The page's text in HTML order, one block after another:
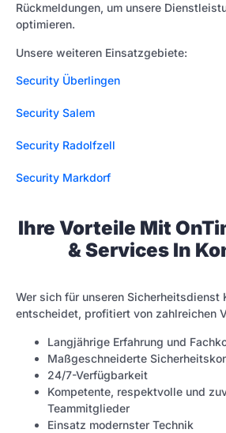
Rückmeldungen, um unsere
optimieren.
Unsere weiteren Einsatzgebiete:
Security Überlingen
Security Salem
Security Radolfzell
Security Markdorf
Ihre Vorteile Mit
& Services In
Wer sich für unseren Sicherheitsdienst
entscheidet, profitiert von zahlreichen
Langjährige Erfahrung und
Maßgeschneiderte
24/7-Verfügbarkeit
Kompetente, respektvolle und
Teammitglieder
Einsatz modernster Technik